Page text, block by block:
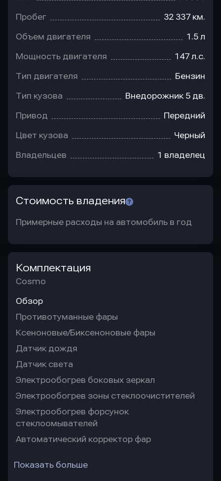
Пробег 32 337 км.
Объем двигателя 1.5 л
Мощность двигателя 147 л.с.
Тип двигателя Бензин
Тип кузова Внедорожник 5 дв.
Привод Передний
Цвет кузова Черный
Владельцев 1 владелец
Стоимость владения
Примерные расходы на автомобиль в год
Комплектация
Cosmo
Обзор
Противотуманные фары
Ксеноновые/Биксеноновые фары
Датчик дождя
Датчик света
Электрообогрев боковых зеркал
Электрообогрев зоны стеклоочистителей
Электрообогрев форсунок
стеклоомывателей
Автоматический корректор фар
Показать больше